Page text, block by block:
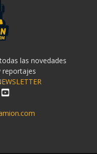
las novedades
reportajes